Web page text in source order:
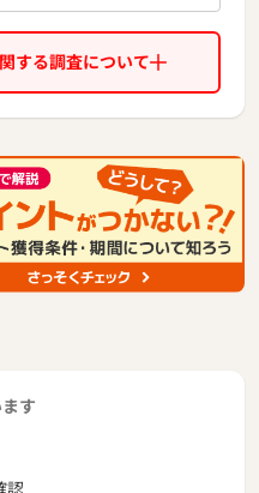
する調査について
す
認